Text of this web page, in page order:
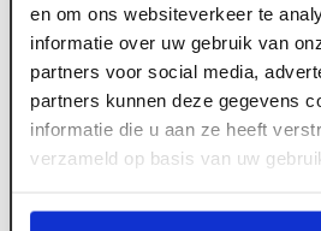
en om ons websiteverkeer te
informatie over uw gebruik van
partners voor social media,
partners kunnen deze gegevens
informatie die u aan ze heeft
verzameld op basis van uw
ART005956
4tecx Rolbandmaat 2
25mm klasse 2